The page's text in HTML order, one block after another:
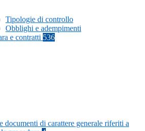
Tipologie di controllo
Obblighi e adempimenti
e contratti 536
documenti di carattere generale riferiti a